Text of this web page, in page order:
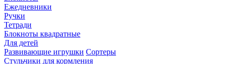
Ежедневники
Ручки
Тетради
Блокноты квадратные
Для детей
Развивающие игрушки Сортеры
Стульчики для кормления